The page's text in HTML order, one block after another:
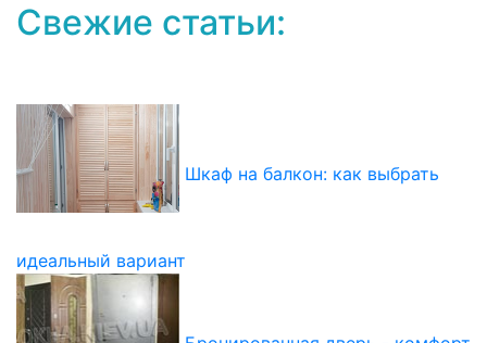
Свежие статьи:
Шкаф на балкон: как выбрать
идеальный вариант